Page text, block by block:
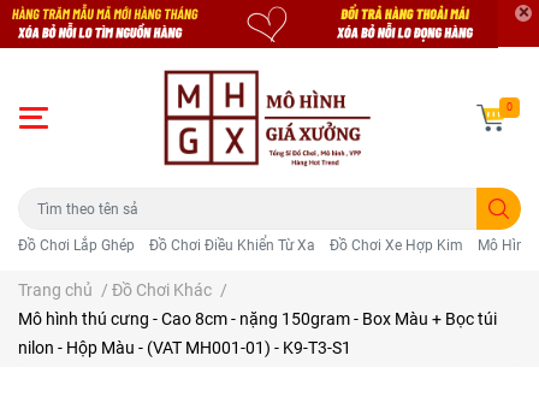
Đồ Chơi Lắp Ghép Đồ Chơi Điều Khiển Từ Xa Đồ Chơi Xe Hợp Kim Mô Hình
0
Trang chủ / Đồ Chơi Khác /
Mô hình thú cưng - Cao 8cm - nặng 150gram - Box Màu + Bọc túi
nilon - Hộp Màu - (VAT MH001-01) - K9-T3-S1